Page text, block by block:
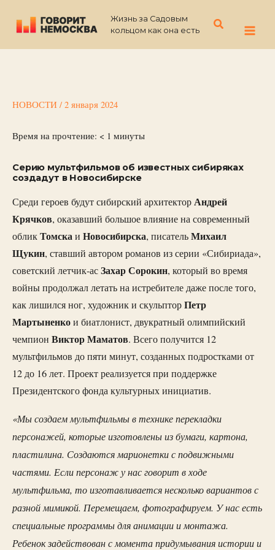
содержимому
Жизнь за Садовым
кольцом как она есть
Поиск
НОВОСТИ / 2 января 2024
Время на прочтение: < 1 минуты
Серию мультфильмов об известных сибиряках
создадут в Новосибирске
Среди героев будут сибирский архитекторАндрей
Крячков, оказавший большое влияние на современный
обликТомскаи Новосибирска, писательМихаил
Щукин, ставший автором романов из серии «Сибириада»,
советский летчик-асЗахар Сорокин, который во время
войны продолжал летать на истребителе даже после того,
как лишился ног, художник и скульпторПетр
Мартыненкои биатлонист, двукратный олимпийский
чемпион Виктор Маматов. Всего получится 12
мультфильмов до пяти минут, созданных подростками от
12 до 16 лет. Проект реализуется при поддержке
Президентского фонда культурных инициатив.
«Мы создаем мультфильмы в технике перекладки
персонажей, которые изготовлены из бумаги, картона,
пластилина. Создаются марионетки с подвижными
частями. Если персонаж у нас говорит в ходе
мультфильма, то изготавливается несколько вариантов с
разной мимикой. Перемещаем, фотографируем. У нас есть
специальные программы для анимации и монтажа.
Ребенок задействован с момента придумывания истории и